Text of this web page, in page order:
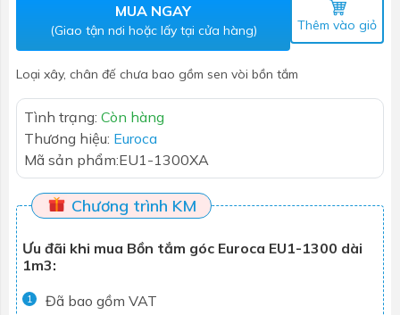
MUA NGAY
(Giao tận nơi hoặc lấy tại cửa hàng) Thêm vào giỏ
Loại xây, chân đế chưa bao gồm sen vòi bồn tắm
Tình trạng: Còn hàng
Thương hiệu: Euroca
Mã sản phẩm:EU1-1300XA
Chương trình KM
Ưu đãi khi mua Bồn tắm góc Euroca EU1-1300 dài
1m3:
1 Đã bao gồm VAT